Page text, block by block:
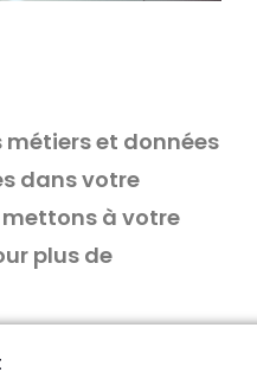
et données
dans votre
mettons à votre
plus de